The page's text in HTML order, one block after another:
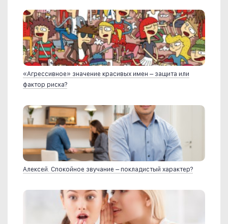
«Агрессивное» значение красивых имен – защита или
фактор риска?
Алексей. Спокойное звучание – покладистый характер?